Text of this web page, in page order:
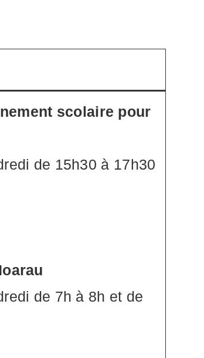
scolaire pour
de 15h30 à 17h30
de 7h à 8h et de